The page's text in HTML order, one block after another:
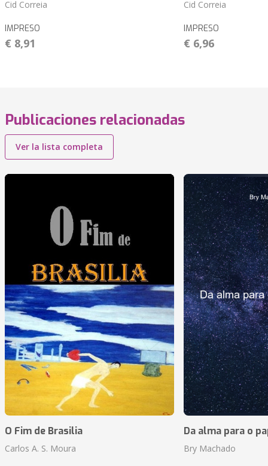
Cid Correia
IMPRESO
€ 8,91
Cid Correia
IMPRESO
€ 6,96
Publicaciones relacionadas
Ver la lista completa
O Fim de Brasilia
Carlos A. S. Moura
Da alma para o
Bry Machado